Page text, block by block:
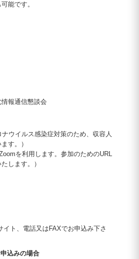
能です。
報通信懇談会
ウイルス感染症対策のため、収容人
す。）
を利用します。参加のためのURL
します。）
イト、電話又はFAXでお申込み下さ
込みの場合